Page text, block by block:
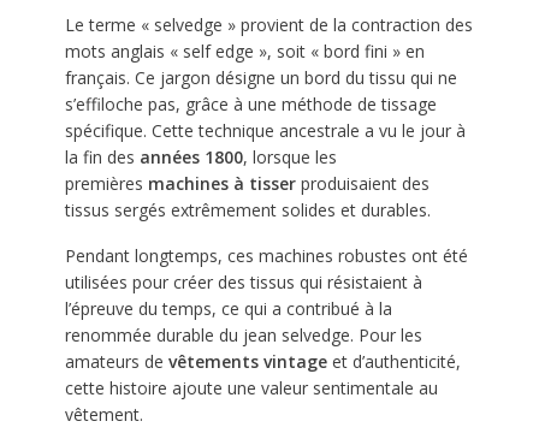
Le terme « selvedge » provient de la contraction des
mots anglais « self edge », soit « bord fini » en
français. Ce jargon désigne un bord du tissu qui ne
s’effiloche pas, grâce à une méthode de tissage
spécifique. Cette technique ancestrale a vu le jour à
la fin des années 1800, lorsque les
premières machines à tisserproduisaient des
tissus sergés extrêmement solides et durables.
Pendant longtemps, ces machines robustes ont été
utilisées pour créer des tissus qui résistaient à
l’épreuve du temps, ce qui a contribué à la
renommée durable du jean selvedge. Pour les
amateurs de vêtements vintageet d’authenticité,
cette histoire ajoute une valeur sentimentale au
vêtement.